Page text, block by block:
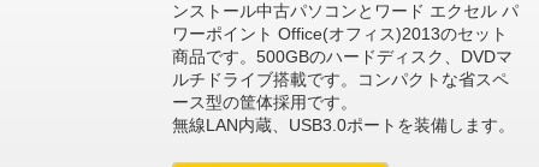
ンストール中古パソコンとワード エクセル パ
ワーポイント Office(オフィス)2013のセット
商品です。500GBのハードディスク、DVDマ
ルチドライブ搭載です。コンパクトな省スペ
ース型の筐体採用です。
無線LAN内蔵、USB3.0ポートを装備します。